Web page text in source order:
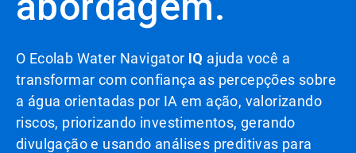
O Ecolab Water Navigator IQ ajuda você a
transformar com confiança as percepções sobre
a água orientadas por IA em ação, valorizando
riscos, priorizando investimentos, gerando
divulgação e usando análises preditivas para